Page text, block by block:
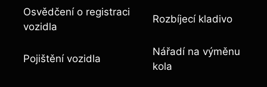
Osvědčení o registraci
vozidla
Rozbíjecí kladivo
Pojištění vozidla
Nářadí na výměnu
kola